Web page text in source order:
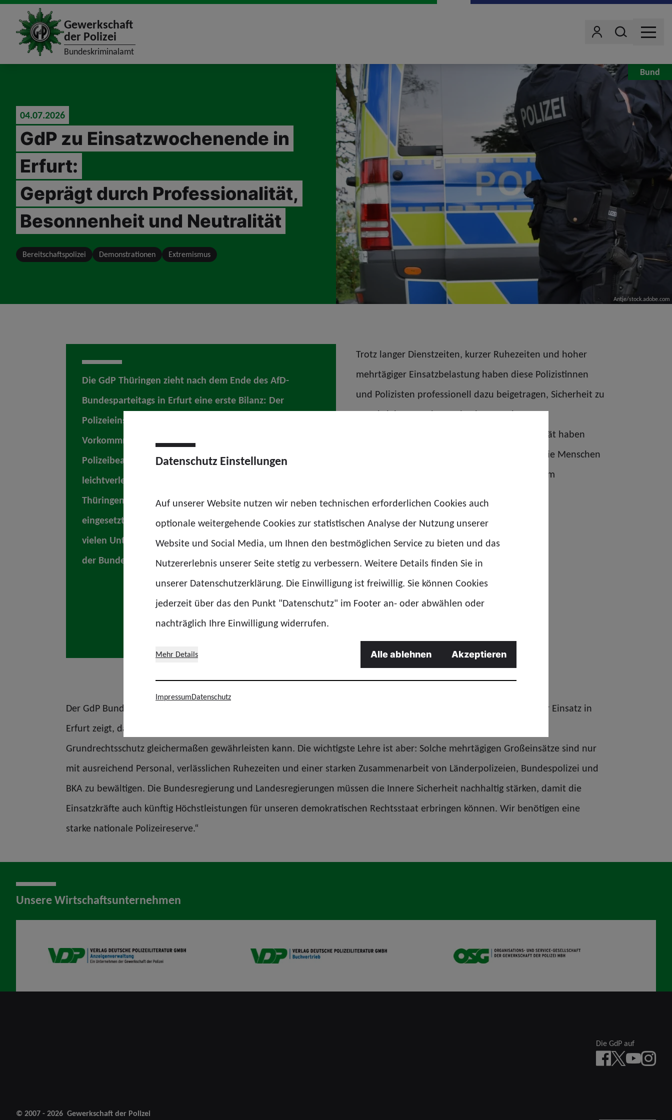
site_logo
Gewerkschaft
der Polizei
Bundeskriminalamt
Benutzer
Wonach suchst
MENU
Antje/stock.adobe.com
Bund
04.07.2026
GdP zu Einsatzwochenende in
Erfurt:
Geprägt durch Professionalität,
Besonnenheit und Neutralität
Bereitschaftspolizei Demonstrationen Extremismus
Die GdP Thüringen zieht nach dem Ende des AfD-
Bundesparteitags in Erfurt eine erste Bilanz: Der
Polizeieinsatz verlief insgesamt ruhig. Besondere
Vorkommnissewaren nicht zu verzeichnen. Wenige
Polizeibeamtinnen und Polizeibeamte wurden
leichtverletzt, blieben jedoch dienstfähig. Die GdP
Thüringen bedankt sich ausdrücklich bei allen
eingesetzten Kräften der Thüringer Polizei sowie den
vielen Unterstützungskräften aus allen Bundesländern,
der Bundespolizei und dem Bundeskriminalamt.
Trotz langer Dienstzeiten, kurzer Ruhezeiten und hoher
mehrtägiger Einsatzbelastung haben diese Polizistinnen
und Polizisten professionell dazu beigetragen, Sicherheit zu
gewährleisten und Grundrechte zu schützen.
„Professionalität, Besonnenheit und Neutralität haben
diesen Einsatz geprägt. Genau das erwarten die Menschen
von ihrer Polizei – und genau das haben wir am
Der GdP Bundesvorsitzende Jochen Kopelke schließt sich dieser Darstellung der GdP Thüringen an und ergänzt: „Der Einsatz in
Erfurt zeigt, dass die Polizei auch bei hochpolitischen und bundesweit beachteten Veranstaltungen Sicherheit und
Grundrechtsschutz gleichermaßen gewährleisten kann. Die wichtigste Lehre ist aber: Solche mehrtägigen Großeinsätze sind nur
mit ausreichend Personal, verlässlichen Ruhezeiten und einer starken Zusammenarbeit von Länderpolizeien, Bundespolizei und
BKA zu bewältigen. Die Bundesregierung und Landesregierungen müssen die Innere Sicherheit nachhaltig stärken, damit die
Einsatzkräfte auch künftig Höchstleistungen für unseren demokratischen Rechtsstaat erbringen können. Wir benötigen eine
starke nationale Polizeireserve.“
Unsere Wirtschaftsunternehmen
VDP AV VDP B OSG
Die GdP auf
Facebook
X YouTube
© 2007 - 2026 Gewerkschaft der Polizei
Datenschutz Einstellungen
Auf unserer Website nutzen wir neben technischen erforderlichen Cookies auch
optionale weitergehende Cookies zur statistischen Analyse der Nutzung unserer
Website und Social Media, um Ihnen den bestmöglichen Service zu bieten und das
Nutzererlebnis unserer Seite stetig zu verbessern. Weitere Details finden Sie in
unserer Datenschutzerklärung. Die Einwilligung ist freiwillig. Sie können Cookies
jederzeit über das den Punkt "Datenschutz" im Footer an- oder abwählen oder
nachträglich Ihre Einwilligung widerrufen.
Mehr Details Alle ablehnen Akzeptieren
ImpressumDatenschutz